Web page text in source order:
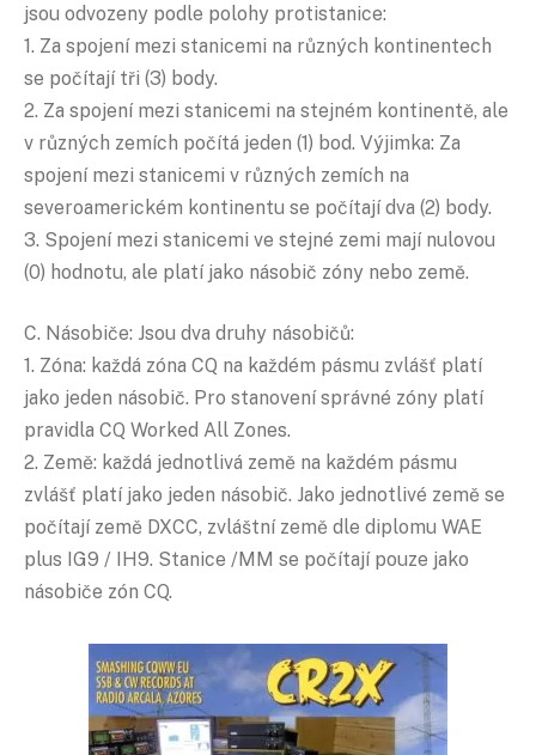
jsou odvozeny podle polohy protistanice:
1. Za spojení mezi stanicemi na různých kontinentech
se počítají tři (3) body.
2. Za spojení mezi stanicemi na stejném kontinentě, ale
v různých zemích počítá jeden (1) bod. Výjimka: Za
spojení mezi stanicemi v různých zemích na
severoamerickém kontinentu se počítají dva (2) body.
3. Spojení mezi stanicemi ve stejné zemi mají nulovou
(0) hodnotu, ale platí jako násobič zóny nebo země.
C. Násobiče: Jsou dva druhy násobičů:
1. Zóna: každá zóna CQ na každém pásmu zvlášť platí
jako jeden násobič. Pro stanovení správné zóny platí
pravidla CQ Worked All Zones.
2. Země: každá jednotlivá země na každém pásmu
zvlášť platí jako jeden násobič. Jako jednotlivé země se
počítají země DXCC, zvláštní země dle diplomu WAE
plus IG9 / IH9. Stanice /MM se počítají pouze jako
násobiče zón CQ.